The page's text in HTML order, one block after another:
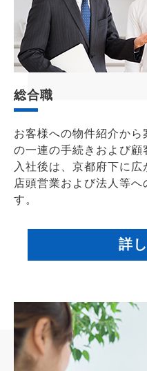
総合職
お客様への物件紹介か
の一連の手続きおよび顧
入社後は、京都府下に広
店頭営業および法人等へ
す。
詳